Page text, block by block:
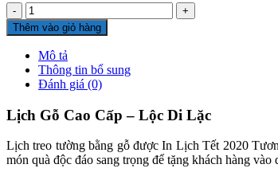
Lịch
Gỗ
Cao
Cấp
-
Lộc
Lặc
số
Thêm vào giỏ hàng
Mô tả
Thông tin bổ sung
Đánh giá (0)
Lịch Gỗ Cao Cấp – Lộc Di Lặc
Lịch treo tường bằng gỗ được In Lịch Tết 2020
món quà độc đáo sang trọng để tặng khách hàng vào